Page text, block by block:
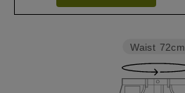
Waist 72cm